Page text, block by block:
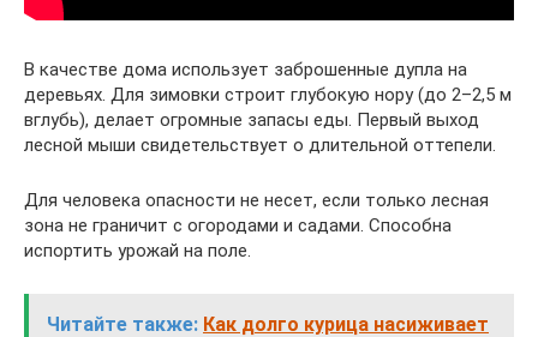
В качестве дома использует заброшенные дупла на
деревьях. Для зимовки строит глубокую нору (до 2–2,5 м
вглубь), делает огромные запасы еды. Первый выход
лесной мыши свидетельствует о длительной оттепели.
Для человека опасности не несет, если только лесная
зона не граничит с огородами и садами. Способна
испортить урожай на поле.
Читайте также: Как долго курица насиживает